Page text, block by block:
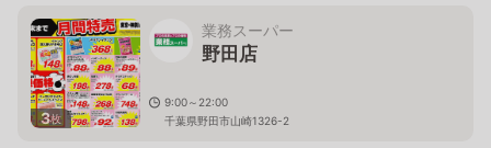
3枚
業務スーパー
野田店
9:00～22:00
千葉県野田市山崎1326-2